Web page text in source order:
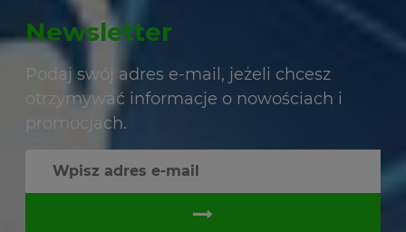
Newsletter
Podaj swój adres e-mail, jeżeli chcesz
otrzymywać informacje o nowościach i
promocjach.